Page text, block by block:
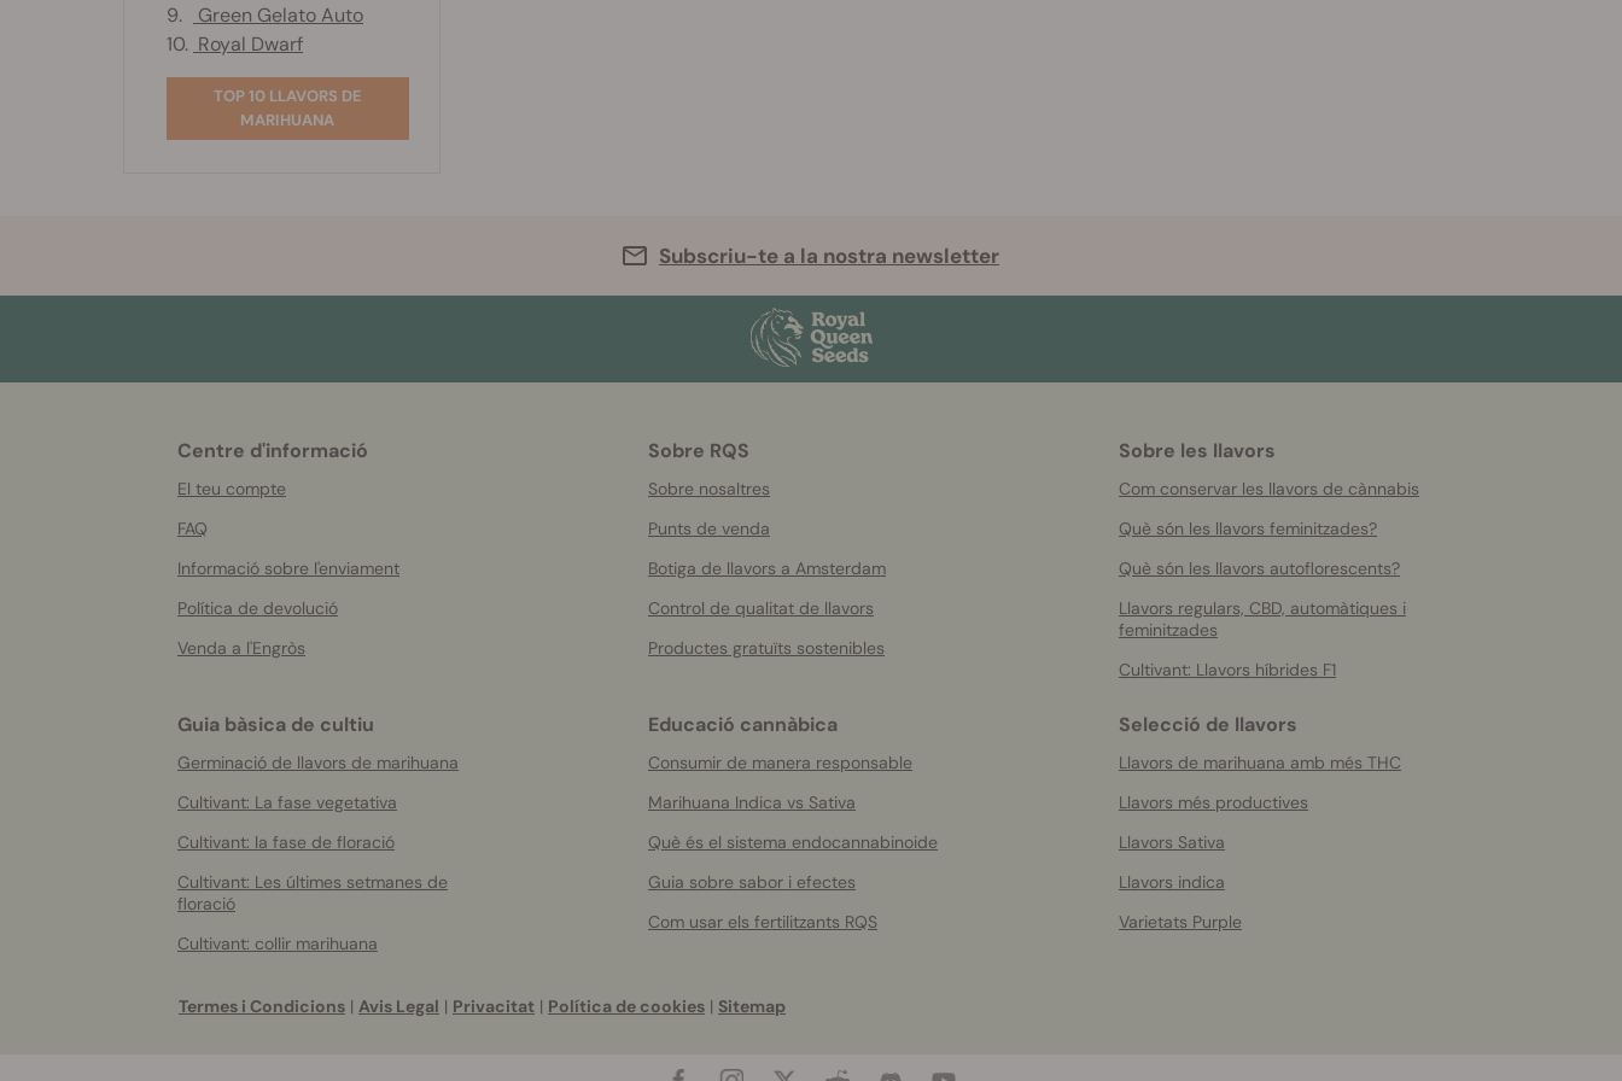
9.
Green Gelato Auto
10. Royal Dwarf
TOP 10 LLAVORS DE
MARIHUANA
Subscriu-te a la nostra newsletter
Centre d'informació
El teu compte
FAQ
Informació sobre l'enviament
Política de devolució
Venda a l'Engròs
Sobre RQS
Sobre nosaltres
Punts de venda
Botiga de llavors a Amsterdam
Control de qualitat de llavors
Productes gratuïts sostenibles
Sobre les llavors
Com conservar les llavors de cànnabis
Què són les llavors feminitzades?
Què són les llavors autoflorescents?
Llavors regulars, CBD, automàtiques i
feminitzades
Cultivant: Llavors híbrides F1
Guia bàsica de cultiu
Germinació de llavors de marihuana
Cultivant: La fase vegetativa
Cultivant: la fase de floració
Cultivant: Les últimes setmanes de
floració
Cultivant: collir marihuana
Educació cannàbica
Consumir de manera responsable
Marihuana Indica vs Sativa
Què és el sistema endocannabinoide
Guia sobre sabor i efectes
Com usar els fertilitzants RQS
Selecció de llavors
Llavors de marihuana amb més THC
Llavors més productives
Llavors Sativa
Llavors indica
Varietats Purple
Termes i Condicions | Avis Legal | Privacitat | Política de cookies | Sitemap